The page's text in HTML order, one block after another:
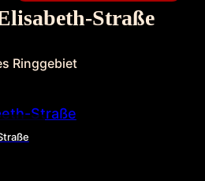
Straße
Ringgebiet